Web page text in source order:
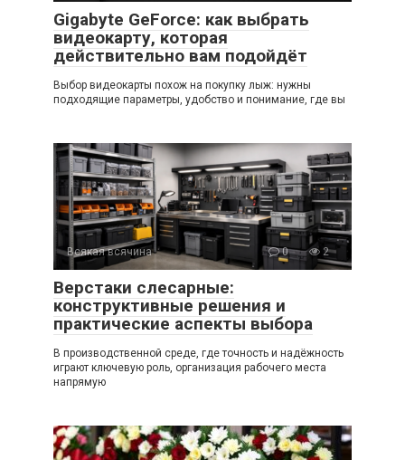
Gigabyte GeForce: как выбрать
видеокарту, которая
действительно вам подойдёт
Выбор видеокарты похож на покупку лыж: нужны
подходящие параметры, удобство и понимание, где вы
Всякая всячина 0 2
Верстаки слесарные:
конструктивные решения и
практические аспекты выбора
В производственной среде, где точность и надёжность
играют ключевую роль, организация рабочего места
напрямую